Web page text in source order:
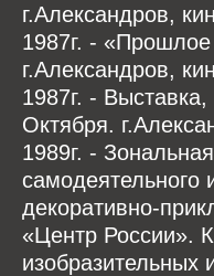
г.Александров,
1987г. -
г.Александров,
1987г. -
Октября.
1989г. -
самодеятельного
декоративно-
«Центр России».
изобразительных